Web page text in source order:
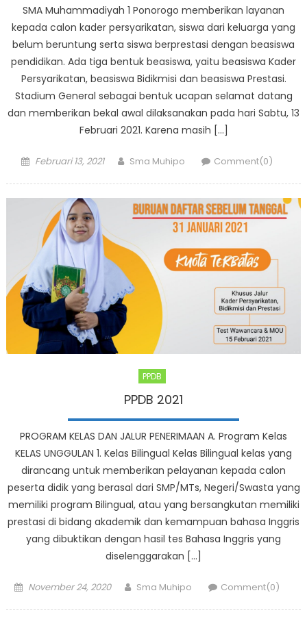
SMA Muhammadiyah 1 Ponorogo memberikan layanan
kepada calon kader persyarikatan, siswa dari keluarga yang
belum beruntung serta siswa berprestasi dengan beasiswa
pendidikan. Ada tiga bentuk beasiswa, yaitu beasiswa Kader
Persyarikatan, beasiswa Bidikmisi dan beasiswa Prestasi.
Stadium General sebagai bentuk ucapan selamat datang
dan memberikan bekal awal dilaksanakan pada hari Sabtu, 13
Februari 2021. Karena masih […]
Posted
Februari 13, 2021 Author
Sma Muhipo Comment(0)
PPDB
PPDB 2021
PROGRAM KELAS DAN JALUR PENERIMAAN A. Program Kelas
KELAS UNGGULAN 1. Kelas Bilingual Kelas Bilingual kelas yang
dirancang untuk memberikan pelayanan kepada calon
peserta didik yang berasal dari SMP/MTs, Negeri/Swasta yang
memiliki program Bilingual, atau yang bersangkutan memiliki
prestasi di bidang akademik dan kemampuan bahasa Inggris
yang dibuktikan dengan hasil tes Bahasa Inggris yang
diselenggarakan […]
Posted
November 24, 2020 Author
Sma Muhipo Comment(0)